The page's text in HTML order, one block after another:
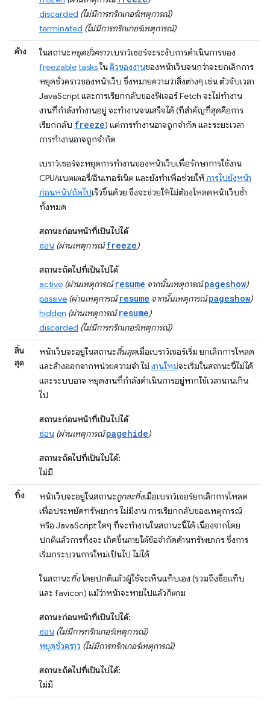
discarded (ไม่มีการทริกเกอร์เหตุการณ์)
terminated (ไม่มีการทริกเกอร์เหตุการณ์)
ค้าง ในสถานะหยุดชั่วคราวเบราว์เซอร์จะระงับการดำเนินการของ
freezabletasksในคิวของงานของหน้าเว็บจนกว่าจะยกเลิกการ
หยุดชั่วคราวของหน้าเว็บ ซึ่งหมายความว่าสิ่งต่างๆ เช่น ตัวจับเวลา
JavaScript และการเรียกกลับของฟีเจอร์ Fetch จะไม่ทำงาน
งานที่กำลังทำงานอยู่ จะทำงานจนเสร็จได้ (ที่สำคัญที่สุดคือการ
เรียกกลับ freeze) แต่การทำงานอาจถูกจำกัด และระยะเวลา
การทำงานอาจถูกจำกัด
เบราว์เซอร์จะหยุดการทำงานของหน้าเว็บเพื่อรักษาการใช้งาน
CPU/แบตเตอรี่/อินเทอร์เน็ต และยังทำเพื่อช่วยให้ การไปยังหน้า
ก่อนหน้า/ถัดไปเร็วขึ้นด้วย ซึ่งจะช่วยให้ไม่ต้องโหลดหน้าเว็บซ้ำ
ทั้งหมด
สถานะก่อนหน้าที่เป็นไปได้
ซ่อน (ผ่านเหตุการณ์freeze)
สถานะถัดไปที่เป็นไปได้
active (ผ่านเหตุการณ์resume จากนั้นเหตุการณ์pageshow)
passive (ผ่านเหตุการณ์resume จากนั้นเหตุการณ์pageshow)
hidden (ผ่านเหตุการณ์resume)
discarded (ไม่มีการทริกเกอร์เหตุการณ์)
สิ้น
สุด
หน้าเว็บจะอยู่ในสถานะสิ้นสุดเมื่อเบราว์เซอร์เริ่ม ยกเลิกการโหลด
และล้างออกจากหน่วยความจำ ไม่ งานใหม่จะเริ่มในสถานะนี้ไม่ได้
และระบบอาจ หยุดงานที่กำลังดำเนินการอยู่หากใช้เวลานานเกิน
ไป
สถานะก่อนหน้าที่เป็นไปได้
ซ่อน (ผ่านเหตุการณ์pagehide)
สถานะถัดไปที่เป็นไปได้:
ไม่มี
ทิ้ง หน้าเว็บจะอยู่ในสถานะถูกละทิ้งเมื่อเบราว์เซอร์ยกเลิกการโหลด
เพื่อประหยัดทรัพยากร ไม่มีงาน การเรียกกลับของเหตุการณ์
หรือ JavaScript ใดๆ ที่จะทำงานในสถานะนี้ได้ เนื่องจากโดย
ปกติแล้วการทิ้งจะ เกิดขึ้นภายใต้ข้อจำกัดด้านทรัพยากร ซึ่งการ
เริ่มกระบวนการใหม่เป็นไป ไม่ได้
ในสถานะทิ้งโดยปกติแล้วผู้ใช้จะเห็นแท็บเอง (รวมถึงชื่อแท็บ
และ favicon) แม้ว่าหน้าจะหายไปแล้วก็ตาม
สถานะก่อนหน้าที่เป็นไปได้:
ซ่อน (ไม่มีการทริกเกอร์เหตุการณ์)
หยุดชั่วคราว (ไม่มีการทริกเกอร์เหตุการณ์)
สถานะถัดไปที่เป็นไปได้:
ไม่มี